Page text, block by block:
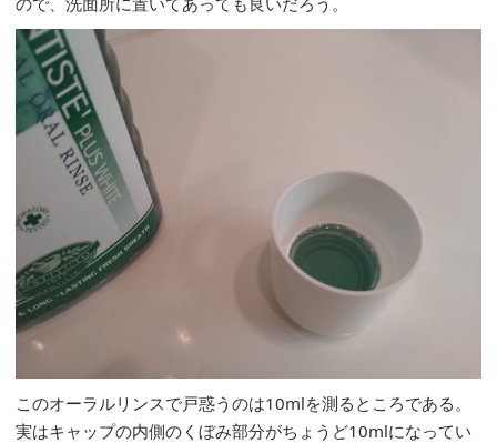
このオーラルリンスで戸惑うのは10mlを測るところである。
実はキャップの内側のくぼみ部分がちょうど10mlになってい